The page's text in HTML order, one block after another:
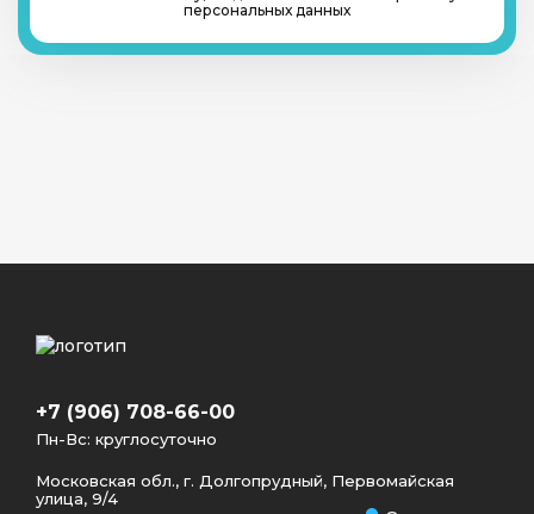
персональных данных
+7 (906) 708-66-00
Пн-Вс: круглосуточно
Московская обл., г. Долгопрудный, Первомайская
улица, 9/4